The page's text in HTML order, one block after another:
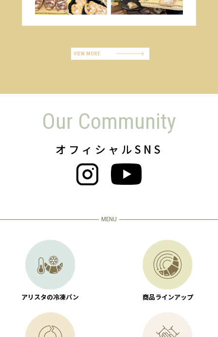
VIEW MORE
Our Community
オフィシャルSNS
MENU
アリスタの冷凍パン 商品ラインアップ